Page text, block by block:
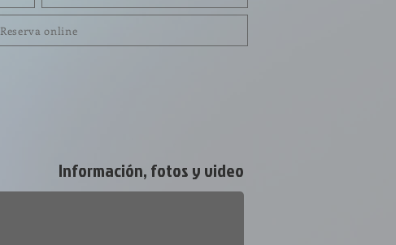
Reserva online
Información, fotos y video